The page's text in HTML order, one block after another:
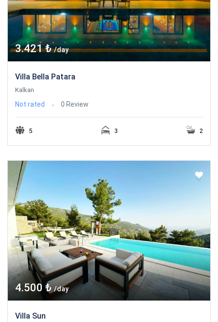
3.421 ₺/day
Villa Bella Patara
Kalkan
Not rated 0 Review
5 3 2
4.500 ₺/day
Villa Sun